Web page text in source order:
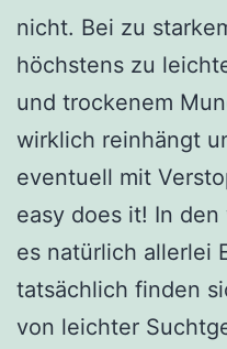
nicht. Bei zu
höchstens zu
und trockenem
wirklich reinhängt
eventuell mit
easy does it! In
es natürlich allerlei
tatsächlich finden
von leichter